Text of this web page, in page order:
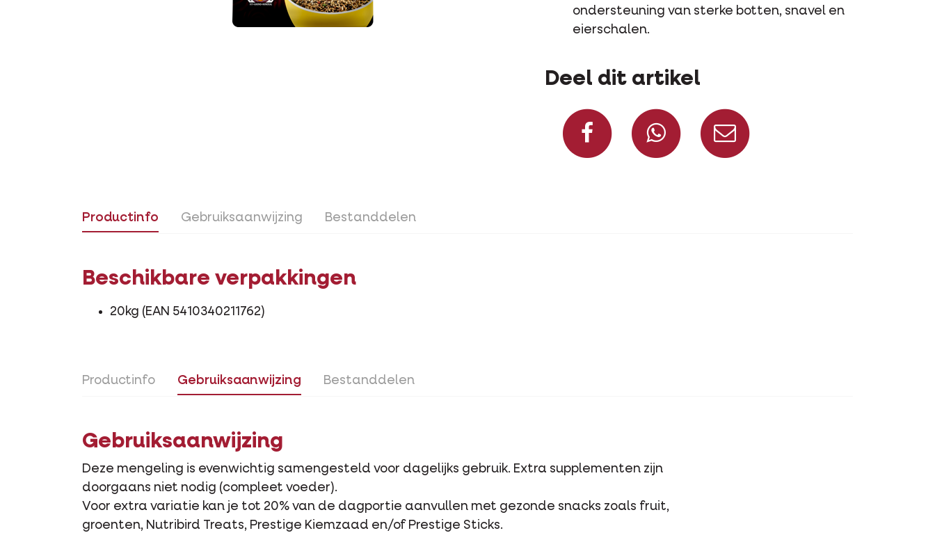
ondersteuning van sterke botten, snavel en
eierschalen.
Deel dit artikel
Deel op Facebook
Deel via WhatsApp
Productinfo Gebruiksaanwijzing Bestanddelen
Beschikbare verpakkingen
20kg (EAN 5410340211762)
Productinfo Gebruiksaanwijzing Bestanddelen
Gebruiksaanwijzing
Deze mengeling is evenwichtig samengesteld voor dagelijks gebruik. Extra supplementen zijn
doorgaans niet nodig (compleet voeder).
Voor extra variatie kan je tot 20% van de dagportie aanvullen met gezonde snacks zoals fruit,
groenten, Nutribird Treats, Prestige Kiemzaad en/of Prestige Sticks.